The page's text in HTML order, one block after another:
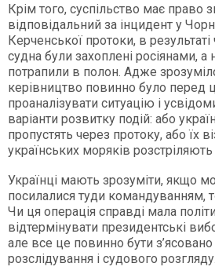
Крім того, суспільство має право
відповідальний за інцидент у
Керченської протоки, в результаті
судна були захоплені росіянами, а
потрапили в полон. Адже
керівництво повинно було перед
проаналізувати ситуацію і
варіанти розвитку подій: або
пропустять через протоку, або їх
українських моряків
Українці мають зрозуміти, якщо
посилалися туди командуванням,
Чи ця операція справді мала
відтермінувати президентські
але все це повинно бути з’ясовано
розслідування і судового розгляду.